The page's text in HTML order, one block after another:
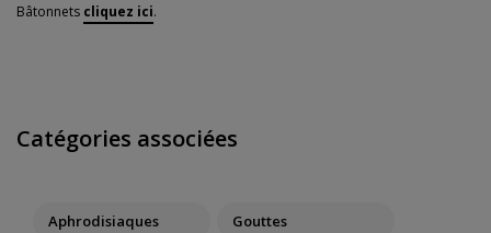
Bâtonnets cliquez ici.
Catégories associées
Aphrodisiaques Gouttes